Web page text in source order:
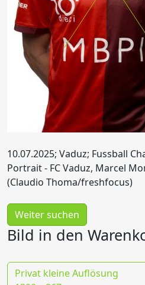
10.07.2025; Vaduz; Fussball
Portrait - FC Vaduz, Marcel
(Claudio Thoma/freshfocus)
Weiter suchen
Bild in den
Privat kleine Auflösung